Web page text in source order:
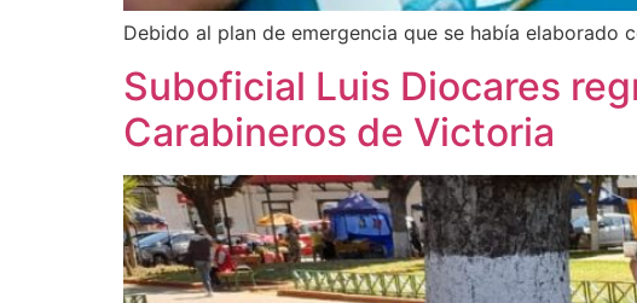
Debido al plan de emergencia que se había
Suboficial Luis Diocares
Carabineros de Victoria